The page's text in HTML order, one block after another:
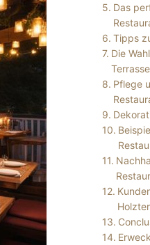
Das
Tipps
Die
Terrasse
Pflege